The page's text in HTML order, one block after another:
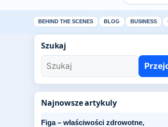
BEHIND THE SCENES BLOG BUSINESS
Szukaj
Najnowsze artykuly
Figa – właściwości zdrowotne,